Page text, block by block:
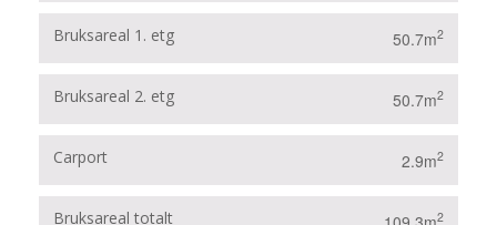
Bruksareal 1. etg 50.7m2
Bruksareal 2. etg 50.7m2
Carport 2.9m2
Bruksareal totalt 2